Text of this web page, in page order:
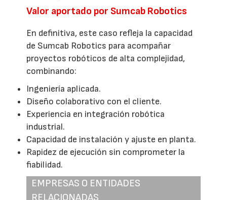
Valor aportado por Sumcab Robotics
En definitiva, este caso refleja la capacidad
de Sumcab Robotics para acompañar
proyectos robóticos de alta complejidad,
combinando:
Ingeniería aplicada.
Diseño colaborativo con el cliente.
Experiencia en integración robótica
industrial.
Capacidad de instalación y ajuste en planta.
Rapidez de ejecución sin comprometer la
fiabilidad.
EMPRESAS O ENTIDADES
RELACIONADAS